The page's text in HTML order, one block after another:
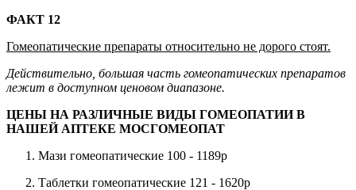
ФАКТ 12
Гомеопатические препараты относительно не дорого стоят.
Действительно, большая часть гомеопатических препаратов
лежит в доступном ценовом диапазоне.
ЦЕНЫ НА РАЗЛИЧНЫЕ ВИДЫ ГОМЕОПАТИИ В
НАШЕЙ АПТЕКЕ МОСГОМЕОПАТ
Мази гомеопатические 100 - 1189р
Таблетки гомеопатические 121 - 1620р